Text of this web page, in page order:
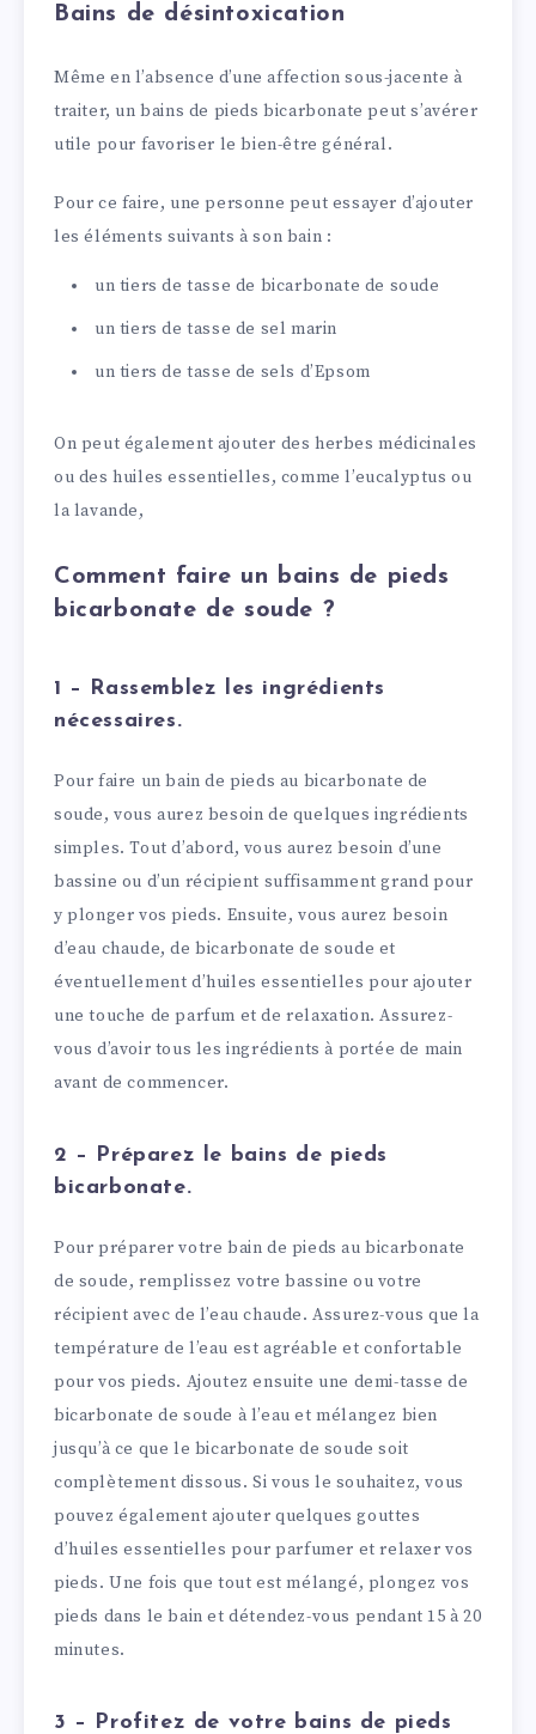
Bains de désintoxication
Même en l’absence d’une affection sous-jacente à
traiter, un bains de pieds bicarbonate peut s’avérer
utile pour favoriser le bien-être général.
Pour ce faire, une personne peut essayer d’ajouter
les éléments suivants à son bain :
un tiers de tasse de bicarbonate de soude
un tiers de tasse de sel marin
un tiers de tasse de sels d’Epsom
On peut également ajouter des herbes médicinales
ou des huiles essentielles, comme l’eucalyptus ou
la lavande,
Comment faire un bains de pieds
bicarbonate de soude ?
1 – Rassemblez les ingrédients
nécessaires.
Pour faire un bain de pieds au bicarbonate de
soude, vous aurez besoin de quelques ingrédients
simples. Tout d’abord, vous aurez besoin d’une
bassine ou d’un récipient suffisamment grand pour
y plonger vos pieds. Ensuite, vous aurez besoin
d’eau chaude, de bicarbonate de soude et
éventuellement d’huiles essentielles pour ajouter
une touche de parfum et de relaxation. Assurez-
vous d’avoir tous les ingrédients à portée de main
avant de commencer.
2 – Préparez le bains de pieds
bicarbonate.
Pour préparer votre bain de pieds au bicarbonate
de soude, remplissez votre bassine ou votre
récipient avec de l’eau chaude. Assurez-vous que la
température de l’eau est agréable et confortable
pour vos pieds. Ajoutez ensuite une demi-tasse de
bicarbonate de soude à l’eau et mélangez bien
jusqu’à ce que le bicarbonate de soude soit
complètement dissous. Si vous le souhaitez, vous
pouvez également ajouter quelques gouttes
d’huiles essentielles pour parfumer et relaxer vos
pieds. Une fois que tout est mélangé, plongez vos
pieds dans le bain et détendez-vous pendant 15 à 20
minutes.
3 – Profitez de votre bains de pieds